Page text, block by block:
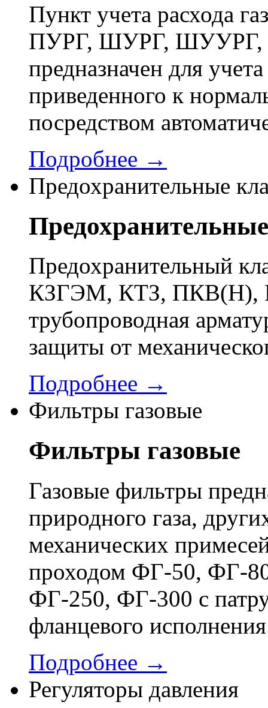
Пункт учета
ПУРГ, ШУРГ, ШУУРГ,
предназначен для
приведенного к
посредством
Подробнее →
Предохранительные
Предохранительный
КЗГЭМ, КТЗ,
трубопроводная
защиты от
Подробнее →
Фильтры газовые
Фильтры газовые
Газовые фильтры
природного газа,
механических
проходом ФГ-50, ФГ-
ФГ-250, ФГ-300 с
фланцевого
Подробнее →
Регуляторы давления